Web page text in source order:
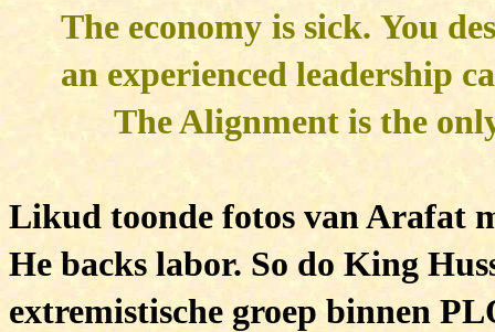
The economy is sick. You
an experienced leadership
The Alignment is the
Likud toonde fotos van Arafat
He backs labor. So do King
extremistische groep binnen